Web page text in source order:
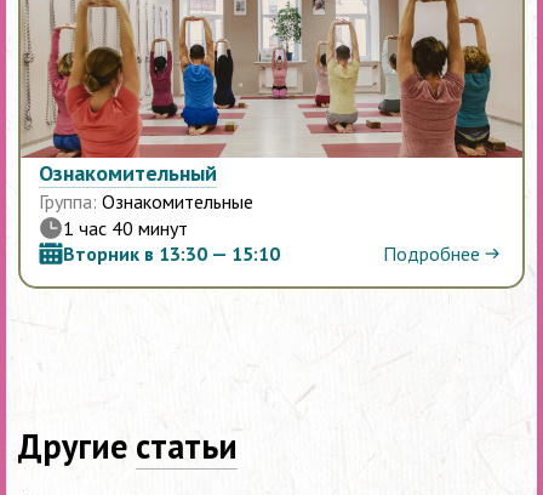
Ознакомительный
Группа: Ознакомительные
1 час 40 минут
Вторник в 13:30 — 15:10
Подробнее
Другие статьи